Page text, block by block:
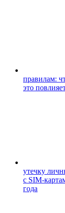
правилам:
это
утечку
с SIM-
года